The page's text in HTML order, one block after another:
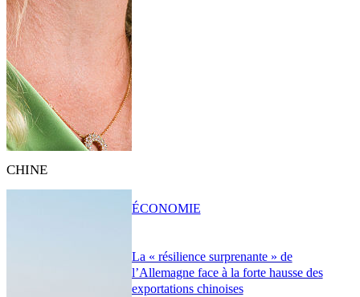
CHINE
La « résilience surprenante » de
l’Allemagne face à la forte hausse des
exportations chinoises
ÉCONOMIE